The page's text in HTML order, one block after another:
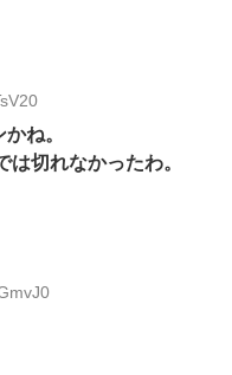
ね。
切れなかったわ。